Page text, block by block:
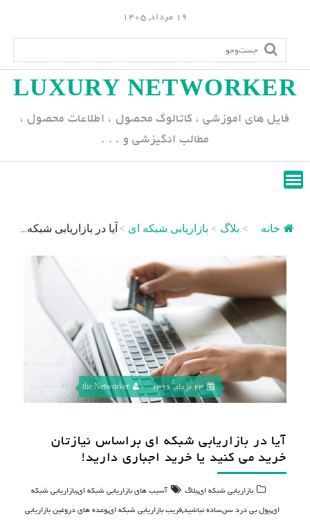
p
n
19 مرداد, 1405
LUXURY NETWORKER
فایل های اموزشی ، کاتالوگ محصول ، اطلاعات محصول ،
مطالب انگیزشی و . . .
خانه > بلاگ > بازاریابی شبکه ای > آیا در بازاریابی شبکه...
23 مرداد, 1396 the Networker
آیا در بازاریابی شبکه ای براساس نیازتان
خرید می کنید یا خرید اجباری دارید!
بازاریابی شبکه ای,بلاگ آسیب های بازاریابی شبکه ای,بازاریابی شبکه
ای,پول بی درد سر,ساده نباشید,فریب بازاریابی شبکه ای,وعده های دروغین بازاریابی